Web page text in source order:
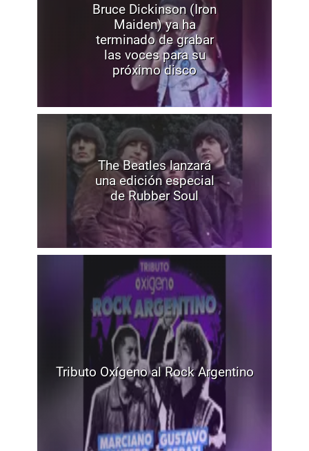
Bruce Dickinson (Iron
Maiden) ya ha
terminado de grabar
las voces para su
próximo disco
The Beatles lanzará
una edición especial
de Rubber Soul
Tributo Oxígeno al Rock Argentino